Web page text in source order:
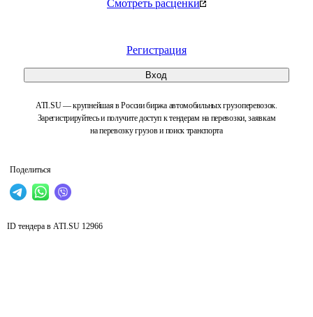
Смотреть расценки
Регистрация
Вход
ATI.SU — крупнейшая в России биржа автомобильных грузоперевозок.
Зарегистрируйтесь и получите доступ к тендерам на перевозки, заявкам
на перевозку грузов и поиск транспорта
Поделиться
ID тендера в ATI.SU 12966